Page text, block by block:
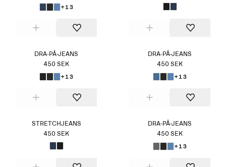
+13
DRA-PÅ-JEANS
450 SEK
+13
DRA-PÅ-JEANS
450 SEK
+13
STRETCHJEANS
450 SEK
DRA-PÅ-JEANS
450 SEK
+13